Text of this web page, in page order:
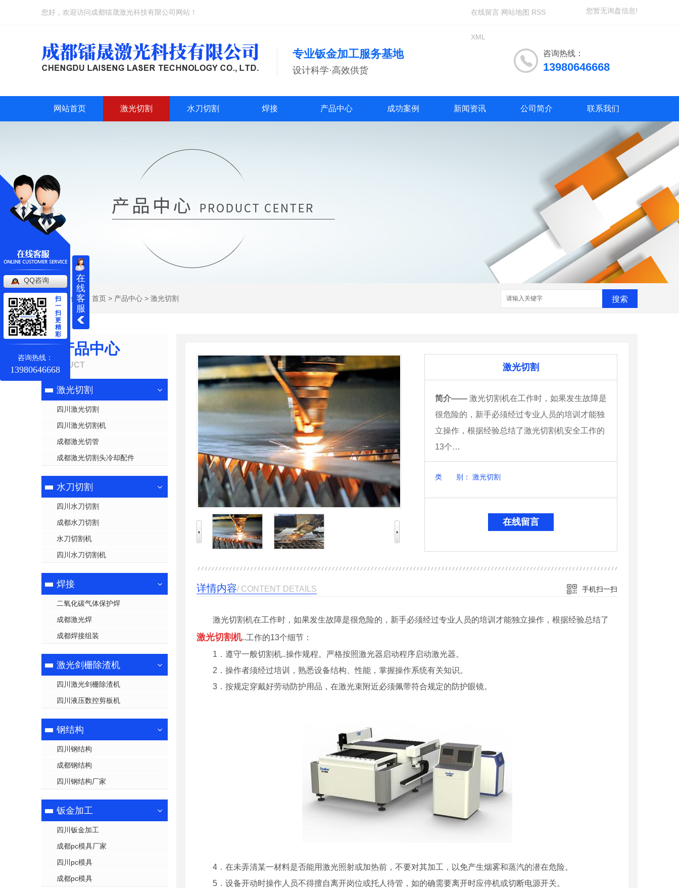
您好，欢迎访问成都镭晟激光科技有限公司网站！ 您暂无询盘信息!
在线留言 网站地图 RSS
XML
专业钣金加工服务基地
设计科学·高效供货
咨询热线：
13980646668
网站首页 激光切割 水刀切割 焊接 产品中心 成功案例 新闻资讯 公司简介 联系我们
当前位置： 首页 > 产品中心 > 激光切割 搜索
产品中心
PRODUCT
激光切割
四川激光切割
四川激光切割机
成都激光切管
成都激光切割头冷却配件
水刀切割
四川水刀切割
成都水刀切割
水刀切割机
四川水刀切割机
焊接
二氧化碳气体保护焊
成都激光焊
成都焊接组装
激光剑栅除渣机
四川激光剑栅除渣机
四川液压数控剪板机
钢结构
四川钢结构
成都钢结构
四川钢结构厂家
钣金加工
四川钣金加工
成都pc模具厂家
四川pc模具
成都pc模具
激光切割
简介—— 激光切割机在工作时，如果发生故障是
很危险的，新手必须经过专业人员的培训才能独
立操作，根据经验总结了激光切割机安全工作的
13个…
类 别： 激光切割
在线留言
详情内容/ CONTENT DETAILS 手机扫一扫
激光切割机在工作时，如果发生故障是很危险的，新手必须经过专业人员的培训才能独立操作，根据经验总结了
激光切割机..工作的13个细节：
1．遵守一般切割机..操作规程。严格按照激光器启动程序启动激光器。
2．操作者须经过培训，熟悉设备结构、性能，掌握操作系统有关知识。
3．按规定穿戴好劳动防护用品，在激光束附近必须佩带符合规定的防护眼镜。
4．在未弄清某一材料是否能用激光照射或加热前，不要对其加工，以免产生烟雾和蒸汽的潜在危险。
5．设备开动时操作人员不得擅自离开岗位或托人待管，如的确需要离开时应停机或切断电源开关。
在
线
客
服
QQ咨询
扫
一
扫
更
精
彩
咨询热线：
13980646668